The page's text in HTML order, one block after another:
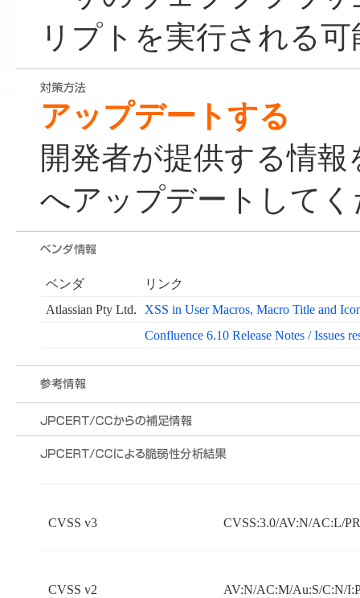
リプトを実行される
アップデートする
開発者が提供する情
へアップデートして
ベンダ
リンク
Atlassian Pty Ltd.
XSS in User Macros, Macro Title and
Confluence 6.10 Release Notes / Issues
CVSS v3 CVSS:3.0/AV:N/AC:L/
CVSS v2 AV:N/AC:M/Au:S/C:N/